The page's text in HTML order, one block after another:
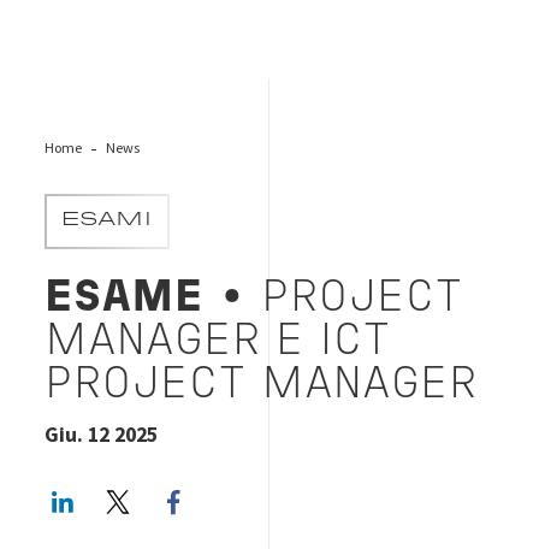
Home News
ESAMI
ESAME
• PROJECT
MANAGER E ICT
PROJECT MANAGER
Giu. 12 2025
LinkedInTwitter